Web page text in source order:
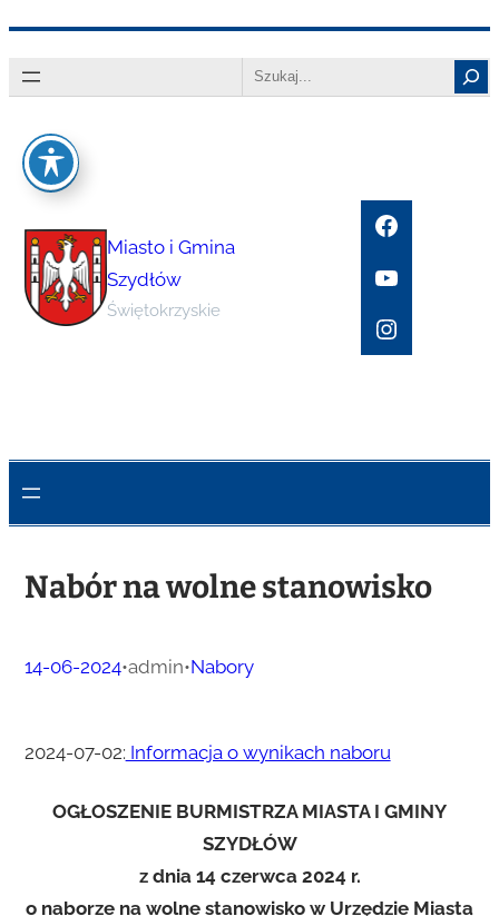
do
Search
Miasto i Gmina
Szydłów
Świętokrzyskie
Facebook
YouTube
Instagram
Nabór na wolne stanowisko
14-06-2024•admin•Nabory
2024-07-02: Informacja o wynikach naboru
OGŁOSZENIE BURMISTRZA MIASTA I GMINY
SZYDŁÓW
z dnia 14 czerwca 2024 r.
o naborze na wolne stanowisko w Urzędzie Miasta